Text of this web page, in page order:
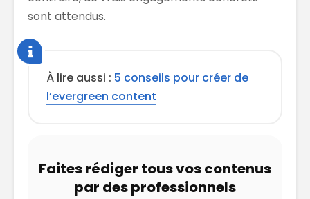
sont attendus.
À lire aussi : 5 conseils pour créer de
l’evergreen content
Faites rédiger tous vos contenus
par des professionnels